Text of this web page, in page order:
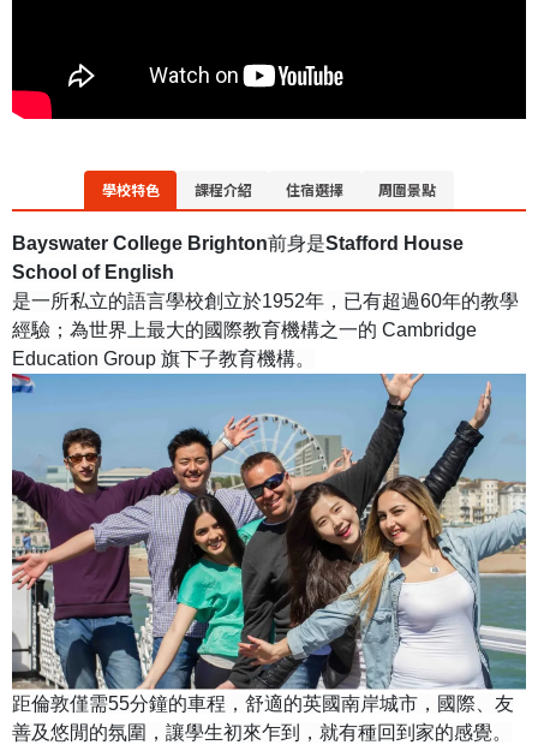
學校特色 課程介紹 住宿選擇 周圍景點
Bayswater College Brighton前身是Stafford House
School of English
是一所私立的語言學校創立於1952年，已有超過60年的教學
經驗；為世界上最大的國際教育機構之一的 Cambridge
Education Group 旗下子教育機構。
距倫敦僅需55分鐘的車程，舒適的英國南岸城市，國際、友
善及悠閒的氛圍，讓學生初來乍到，就有種回到家的感覺。